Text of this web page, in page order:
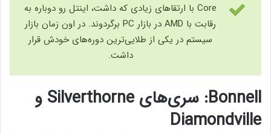
Core با ارتقاهای زیادی که داشت، اینتل رو دوباره به
رقابت با AMD در بازار PC برگردوند. در اون زمان بازار
سیستم در یکی از طلایی‌ترین دوره‌های خودش قرار
داشت.
Bonnell: سری‌های Silverthorne و
Diamondville